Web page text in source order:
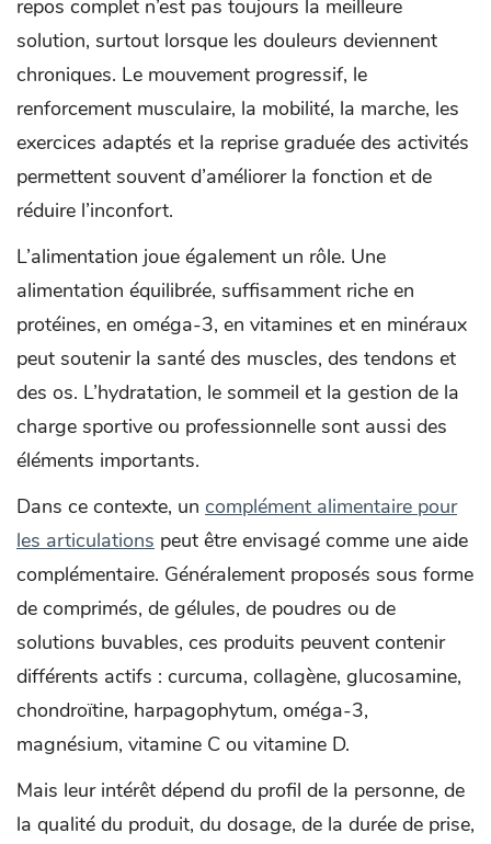
repos complet n’est pas toujours la meilleure
solution, surtout lorsque les douleurs deviennent
chroniques. Le mouvement progressif, le
renforcement musculaire, la mobilité, la marche, les
exercices adaptés et la reprise graduée des activités
permettent souvent d’améliorer la fonction et de
réduire l’inconfort.
L’alimentation joue également un rôle. Une
alimentation équilibrée, suffisamment riche en
protéines, en oméga-3, en vitamines et en minéraux
peut soutenir la santé des muscles, des tendons et
des os. L’hydratation, le sommeil et la gestion de la
charge sportive ou professionnelle sont aussi des
éléments importants.
Dans ce contexte, un complément alimentaire pour
les articulations peut être envisagé comme une aide
complémentaire. Généralement proposés sous forme
de comprimés, de gélules, de poudres ou de
solutions buvables, ces produits peuvent contenir
différents actifs : curcuma, collagène, glucosamine,
chondroïtine, harpagophytum, oméga-3,
magnésium, vitamine C ou vitamine D.
Mais leur intérêt dépend du profil de la personne, de
la qualité du produit, du dosage, de la durée de prise,